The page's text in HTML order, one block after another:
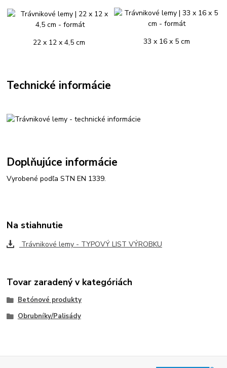
22 x 12 x 4,5 cm 33 x 16 x 5 cm
Technické informácie
Doplňujúce informácie
Vyrobené podľa STN EN 1339.
Na stiahnutie
Trávnikové lemy - TYPOVÝ LIST VÝROBKU
Tovar zaradený v kategóriách
Betónové produkty
Obrubníky/Palisády